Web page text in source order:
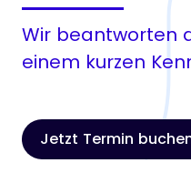
Wir beantworten
einem kurzen
Jetzt Termin